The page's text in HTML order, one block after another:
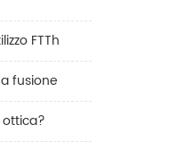
FTTh
fusione